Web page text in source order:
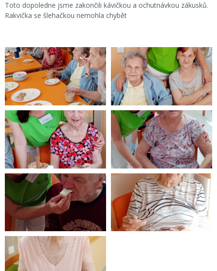
Toto dopoledne jsme zakončili kávičkou a ochutnávkou zákusků.
Rakvička se šlehačkou nemohla chybět